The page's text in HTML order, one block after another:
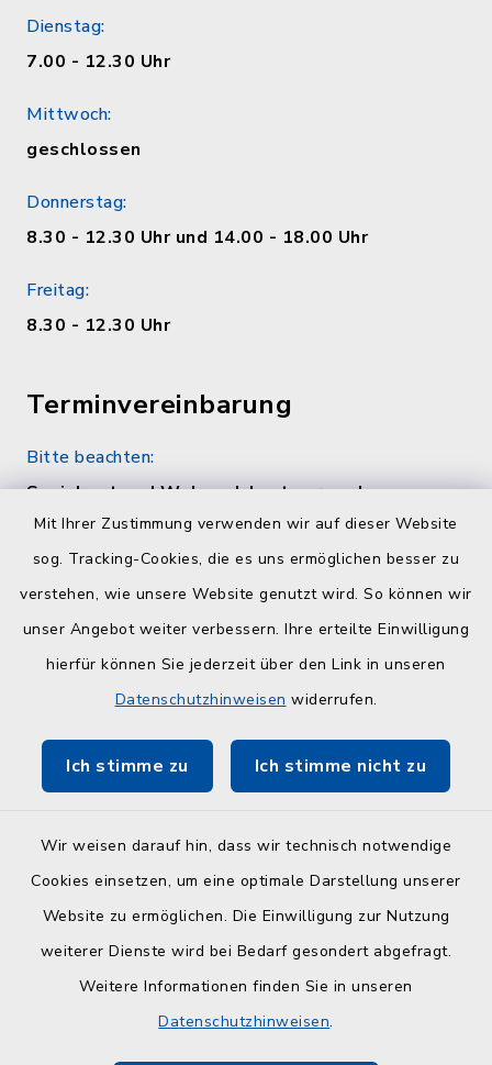
Mit Ihrer Zustimmung verwenden wir auf dieser Website
sog. Tracking-Cookies, die es uns ermöglichen besser zu
verstehen, wie unsere Website genutzt wird. So können wir
unser Angebot weiter verbessern. Ihre erteilte Einwilligung
hierfür können Sie jederzeit über den Link in unseren
Datenschutzhinweisen widerrufen.
Ich stimme zu Ich stimme nicht zu
Wir weisen darauf hin, dass wir technisch notwendige
Cookies einsetzen, um eine optimale Darstellung unserer
Website zu ermöglichen. Die Einwilligung zur Nutzung
weiterer Dienste wird bei Bedarf gesondert abgefragt.
Weitere Informationen finden Sie in unseren
Datenschutzhinweisen.
Dienstag:
7.00 - 12.30 Uhr
Mittwoch:
geschlossen
Donnerstag:
8.30 - 12.30 Uhr und 14.00 - 18.00 Uhr
Freitag:
8.30 - 12.30 Uhr
Terminvereinbarung
Bitte beachten:
Sozialamt und Wohngeldamt nur nach
telefonischer Vereinbarung unter 04384 5979-
Quicklinks
Kreisverwaltung Plön
ZuFiSH
Barrierefreiheit